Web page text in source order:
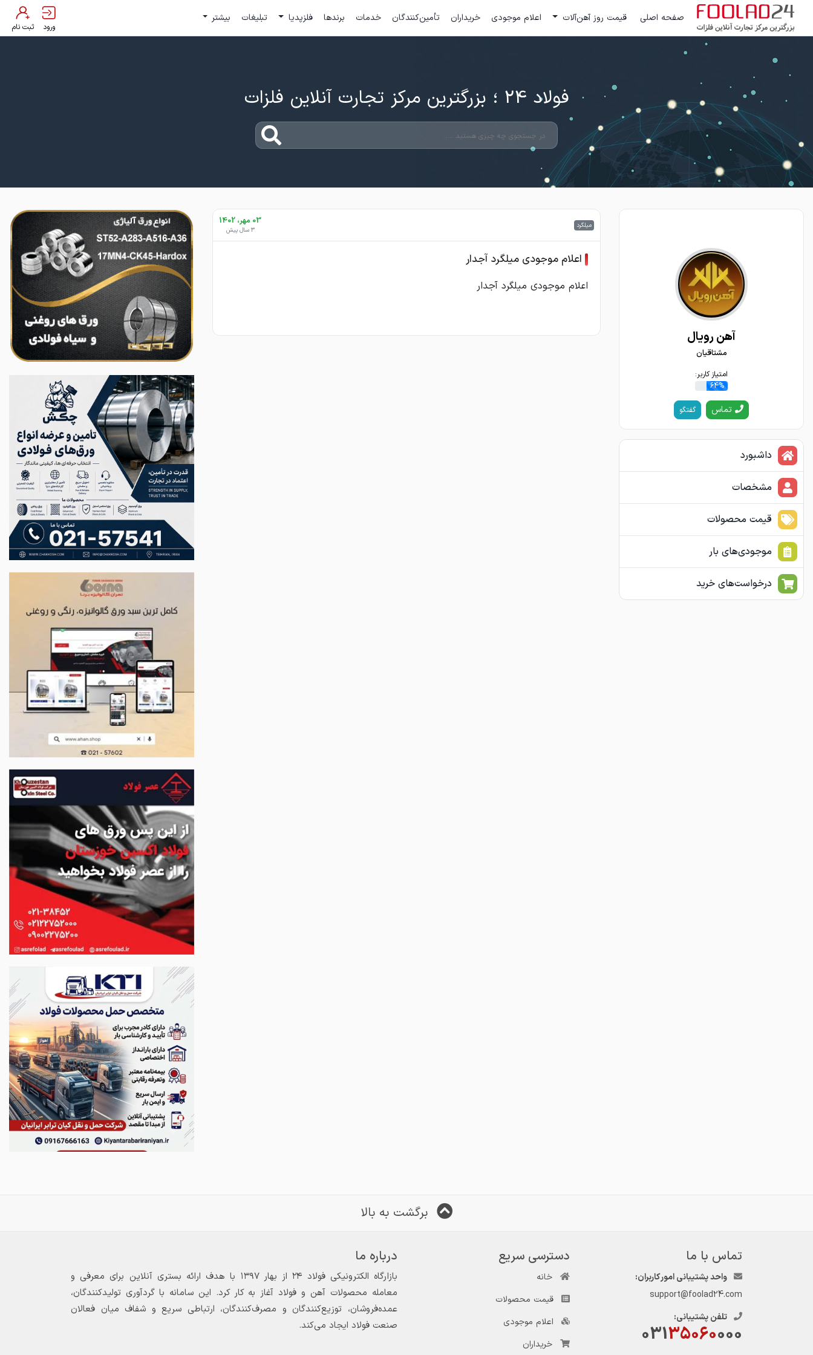
صفحه اصلی قیمت روز آهن‌آلات اعلام موجودی خریداران تأمین‌کنندگان خدمات برندها فلزپدیا تبلیغات بیشتر
ورود ثبت نام
فولاد 24 ؛ بزرگترین مرکز تجارت آنلاین فلزات
آهن رویال
مشتاقیان
امتیاز کاربر:
64%
تماس گفتگو
داشبورد
مشخصات
قیمت محصولات
موجودی‌های بار
درخواست‌های خرید
میلگرد 03 مهر، 1402
3 سال پیش
اعلام موجودی میلگرد آجدار
اعلام موجودی میلگرد آجدار
برگشت به بالا
تماس با ما
واحد پشتیبانی امور کاربران:
support@foolad24.com
تلفن پشتیبانی:
03135060000
دسترسی سریع
خانه
قیمت محصولات
اعلام موجودی
خریداران
درباره ما
بازارگاه الکترونیکی فولاد ۲۴ از بهار ۱۳۹۷ با هدف ارائه بستری آنلاین برای معرفی و
معامله محصولات آهن و فولاد آغاز به کار کرد. این سامانه با گردآوری تولیدکنندگان،
عمده‌فروشان، توزیع‌کنندگان و مصرف‌کنندگان، ارتباطی سریع و شفاف میان فعالان
صنعت فولاد ایجاد می‌کند.